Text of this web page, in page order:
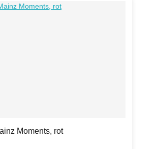
Gegenstände oder andere
den Fotos dienen lediglich zur
Moments, rot